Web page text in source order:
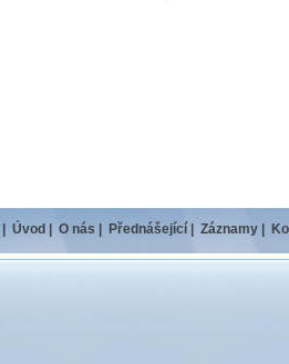
Úvod O nás Přednášející Záznamy